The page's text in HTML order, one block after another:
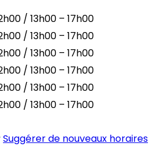
/ 13h00 – 17h00
/ 13h00 – 17h00
/ 13h00 – 17h00
/ 13h00 – 17h00
/ 13h00 – 17h00
/ 13h00 – 17h00
Suggérer de nouveaux horaires